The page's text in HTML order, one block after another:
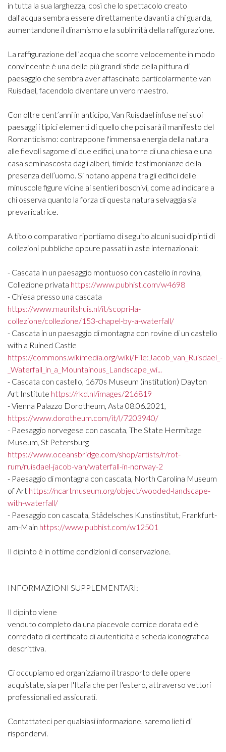
in tutta la sua larghezza, così che lo spettacolo creato
dall'acqua sembra essere direttamente davanti a chi guarda,
aumentandone il dinamismo e la sublimità della raffigurazione.
La raffigurazione dell’acqua che scorre velocemente in modo
convincente è una delle più grandi sfide della pittura di
paesaggio che sembra aver affascinato particolarmente van
Ruisdael, facendolo diventare un vero maestro.
Con oltre cent’anni in anticipo, Van Ruisdael infuse nei suoi
paesaggi i tipici elementi di quello che poi sarà il manifesto del
Romanticismo: contrappone l'immensa energia della natura
alle fievoli sagome di due edifici, una torre di una chiesa e una
casa seminascosta dagli alberi, timide testimonianze della
presenza dell’uomo. Si notano appena tra gli edifici delle
minuscole figure vicine ai sentieri boschivi, come ad indicare a
chi osserva quanto la forza di questa natura selvaggia sia
prevaricatrice.
A titolo comparativo riportiamo di seguito alcuni suoi dipinti di
collezioni pubbliche oppure passati in aste internazionali:
- Cascata in un paesaggio montuoso con castello in rovina,
Collezione privata https://www.pubhist.com/w4698
- Chiesa presso una cascata
https://www.mauritshuis.nl/it/scopri-la-
collezione/collezione/153-chapel-by-a-waterfall/
- Cascata in un paesaggio di montagna con rovine di un castello
with a Ruined Castle
https://commons.wikimedia.org/wiki/File:Jacob_van_Ruisdael_-
_Waterfall_in_a_Mountainous_Landscape_wi...
- Cascata con castello, 1670s Museum (institution) Dayton
Art Institute https://rkd.nl/images/216819
- Vienna Palazzo Dorotheum, Asta 08.06.2021,
https://www.dorotheum.com/it/l/7203940/
- Paesaggio norvegese con cascata, The State Hermitage
Museum, St Petersburg
https://www.oceansbridge.com/shop/artists/r/rot-
rum/ruisdael-jacob-van/waterfall-in-norway-2
- Paesaggio di montagna con cascata, North Carolina Museum
of Art https://ncartmuseum.org/object/wooded-landscape-
with-waterfall/
- Paesaggio con cascata, Städelsches Kunstinstitut, Frankfurt-
am-Main https://www.pubhist.com/w12501
Il dipinto è in ottime condizioni di conservazione.
INFORMAZIONI SUPPLEMENTARI:
Il dipinto viene
venduto completo da una piacevole cornice dorata ed è
corredato di certificato di autenticità e scheda iconografica
descrittiva.
Ci occupiamo ed organizziamo il trasporto delle opere
acquistate, sia per l'Italia che per l'estero, attraverso vettori
professionali ed assicurati.
Contattateci per qualsiasi informazione, saremo lieti di
rispondervi.